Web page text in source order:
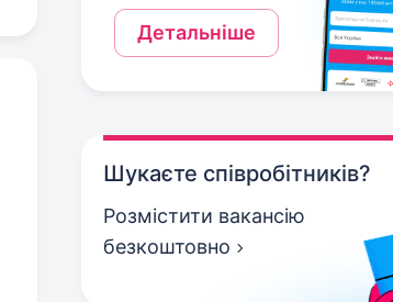
Детальніше
Шукаєте співробітників?
Розмістити вакансію
безкоштовно